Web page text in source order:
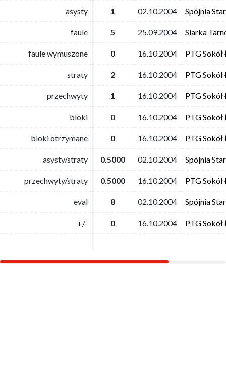
asysty 1 02.10.2004 Spójnia
faule 5 25.09.2004 Siarka
faule wymuszone 0 16.10.2004 PTG
straty 2 16.10.2004 PTG
przechwyty 1 16.10.2004 PTG
bloki 0 16.10.2004 PTG
bloki otrzymane 0 16.10.2004 PTG
asysty/straty 0.5000 02.10.2004 Spójnia
przechwyty/straty 0.5000 16.10.2004 PTG
eval 8 02.10.2004 Spójnia
+/- 0 16.10.2004 PTG
asysty 1 02.10.2004 Spójnia
faule 5 25.09.2004 Siarka
faule wymuszone 0 16.10.2004 PTG
straty 2 16.10.2004 PTG
przechwyty 1 16.10.2004 PTG
bloki 0 16.10.2004 PTG
bloki otrzymane 0 16.10.2004 PTG
asysty/straty 0.5000 02.10.2004 Spójnia
przechwyty/straty 0.5000 16.10.2004 PTG
eval 8 02.10.2004 Spójnia
+/- 0 16.10.2004 PTG